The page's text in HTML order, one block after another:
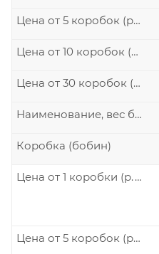
Цена от 5 коробок (р./шт.)
Цена от 10 коробок (р./шт.)
Цена от 30 коробок (р./шт.)
Наименование, вес бобины
Коробка (бобин)
Цена от 1 коробки (р./шт.)
Цена от 5 коробок (р./шт.)